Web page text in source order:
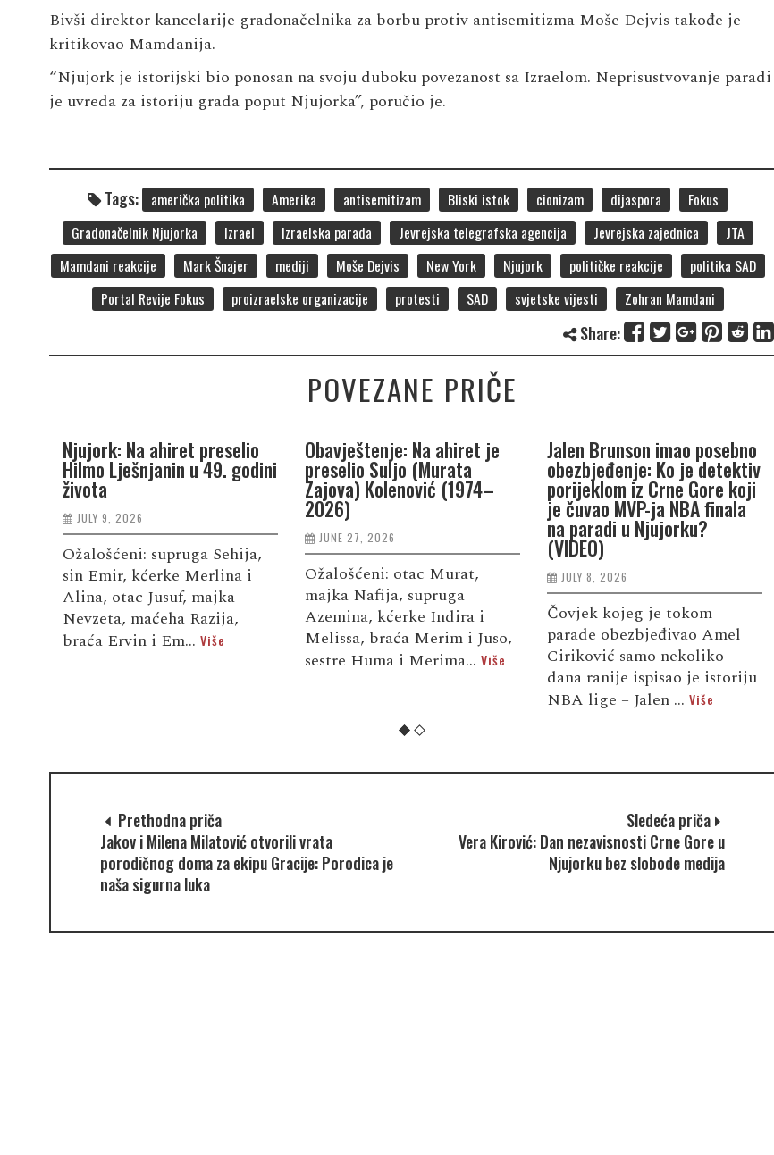
Bivši direktor kancelarije gradonačelnika za borbu protiv antisemitizma Moše Dejvis takođe je
kritikovao Mamdanija.
“Njujork je istorijski bio ponosan na svoju duboku povezanost sa Izraelom. Neprisustvovanje paradi
je uvreda za istoriju grada poput Njujorka”, poručio je.
Tags: američka politika Amerika antisemitizam Bliski istok cionizam dijaspora
Fokus
Gradonačelnik Njujorka
Izrael Izraelska parada Jevrejska telegrafska agencija Jevrejska zajednica
JTA
Mamdani reakcije
Mark Šnajer mediji Moše Dejvis New York Njujork političke reakcije
politika SAD
Portal Revije Fokus
proizraelske organizacije protesti SAD svjetske vijesti Zohran Mamdani
Share:
POVEZANE PRIČE
Njujork: Na ahiret preselio
Hilmo Lješnjanin u 49. godini
života
JULY 9, 2026
Ožalošćeni: supruga Sehija,
sin Emir, kćerke Merlina i
Alina, otac Jusuf, majka
Nevzeta, maćeha Razija,
braća Ervin i Em... Više
Obavještenje: Na ahiret je
preselio Suljo (Murata
Zajova) Kolenović (1974–
2026)
JUNE 27, 2026
Ožalošćeni: otac Murat,
majka Nafija, supruga
Azemina, kćerke Indira i
Melissa, braća Merim i Juso,
sestre Huma i Merima... Više
Jalen Brunson imao posebno
obezbjeđenje: Ko je detektiv
porijeklom iz Crne Gore koji
je čuvao MVP-ja NBA finala
na paradi u Njujorku?
(VIDEO)
JULY 8, 2026
Čovjek kojeg je tokom
parade obezbjeđivao Amel
Ciriković samo nekoliko
dana ranije ispisao je istoriju
NBA lige – Jalen ... Više
Prethodna priča
Jakov i Milena Milatović otvorili vrata
porodičnog doma za ekipu Gracije: Porodica je
naša sigurna luka
Sledeća priča
Vera Kirović: Dan nezavisnosti Crne Gore u
Njujorku bez slobode medija